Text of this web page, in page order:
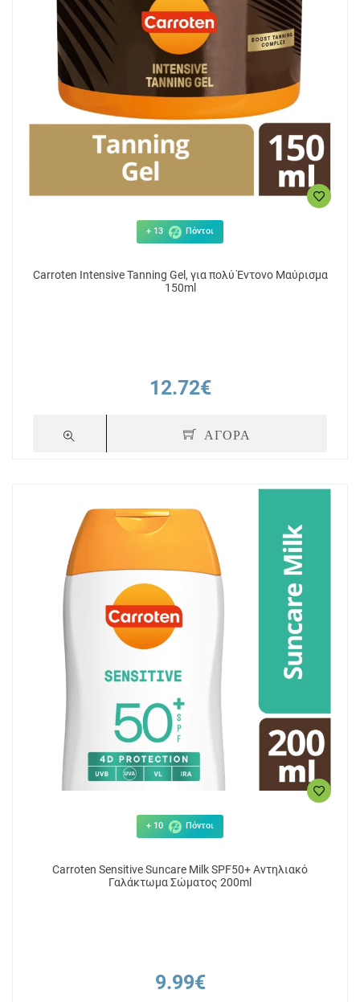
+ 13 Πόντοι
Carroten Intensive Tanning Gel, για πολύ Έντονο Μαύρισμα
150ml
12.72€
ΑΓΟΡΑ
+ 10 Πόντοι
Carroten Sensitive Suncare Milk SPF50+ Αντηλιακό
Γαλάκτωμα Σώματος 200ml
9.99€